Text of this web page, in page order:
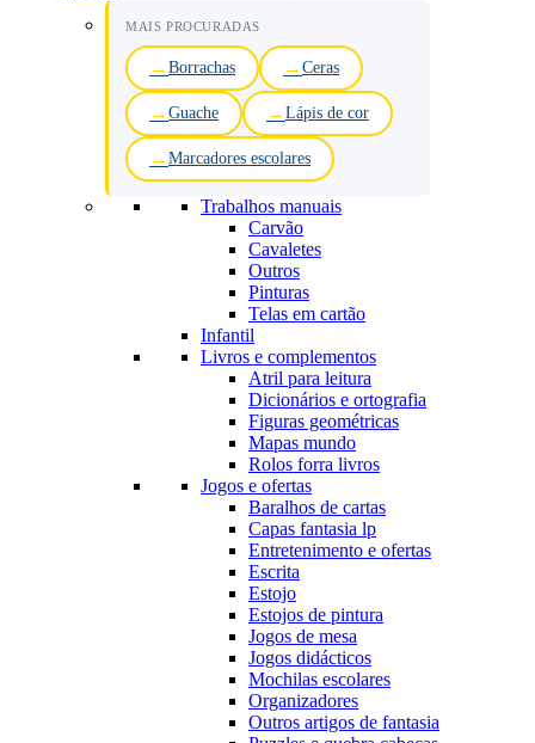
MAIS PROCURADAS
Borrachas Ceras
Guache Lápis de cor
Marcadores escolares
Trabalhos manuais
Carvão
Cavaletes
Outros
Pinturas
Telas em cartão
Infantil
Livros e complementos
Atril para leitura
Dicionários e ortografia
Figuras geométricas
Mapas mundo
Rolos forra livros
Jogos e ofertas
Baralhos de cartas
Capas fantasia lp
Entretenimento e ofertas
Escrita
Estojo
Estojos de pintura
Jogos de mesa
Jogos didácticos
Mochilas escolares
Organizadores
Outros artigos de fantasia